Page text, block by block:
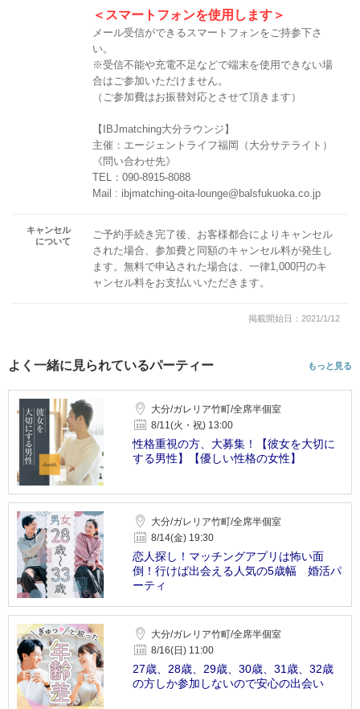
＜スマートフォンを使用します＞
メール受信ができるスマートフォンをご持参下さ
い。
※受信不能や充電不足などで端末を使用できない場
合はご参加いただけません。
（ご参加費はお振替対応とさせて頂きます）
【IBJmatching大分ラウンジ】
主催：エージェントライフ福岡（大分サテライト）
《問い合わせ先》
TEL：090-8915-8088
Mail : ibjmatching-oita-lounge@balsfukuoka.co.jp
キャンセル
について
ご予約手続き完了後、お客様都合によりキャンセル
された場合、参加費と同額のキャンセル料が発生し
ます。無料で申込された場合は、一律1,000円のキ
ャンセル料をお支払いいただきます。
掲載開始日：2021/1/12
よく一緒に見られているパーティー もっと見る
大分/ガレリア竹町/全席半個室
8/11(火・祝) 13:00
性格重視の方、大募集！【彼女を大切に
する男性】【優しい性格の女性】
大分/ガレリア竹町/全席半個室
8/14(金) 19:30
恋人探し！マッチングアプリは怖い面
倒！行けば出会える人気の5歳幅 婚活パ
ーティ
大分/ガレリア竹町/全席半個室
8/16(日) 11:00
27歳、28歳、29歳、30歳、31歳、32歳
の方しか参加しないので安心の出会い